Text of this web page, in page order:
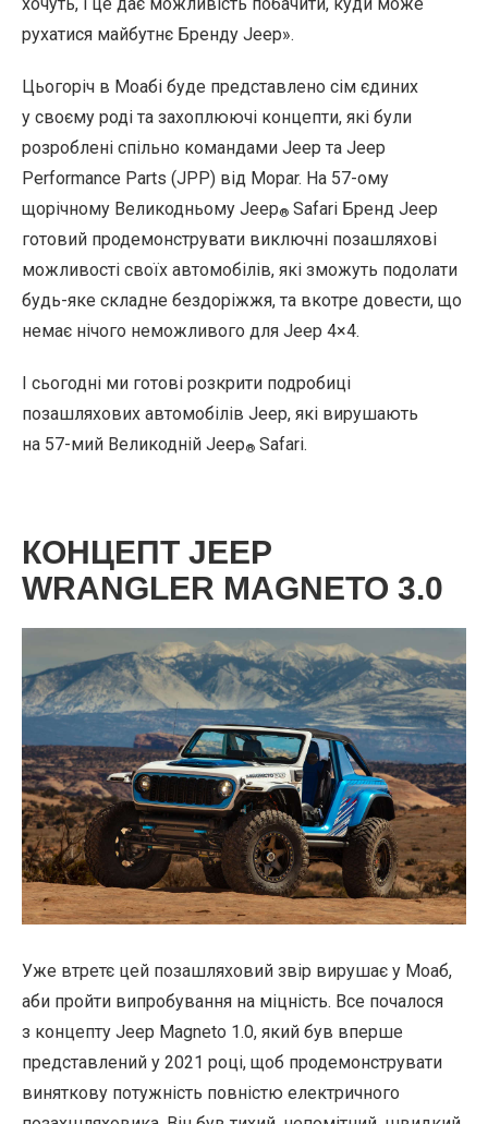
рухатися майбутнє Бренду Jeep».
Цьогоріч в Моабі буде представлено сім єдиних
у своєму роді та захоплюючі концепти, які були
розроблені спільно командами Jeep та Jeep
Performance Parts (JPP) від Mopar. На 57-ому
щорічному Великодньому Jeep® Safari Бренд Jeep
готовий продемонструвати виключні позашляхові
можливості своїх автомобілів, які зможуть подолати
будь-яке складне бездоріжжя, та вкотре довести, що
немає нічого неможливого для Jeep 4×4.
І сьогодні ми готові розкрити подробиці
позашляхових автомобілів Jeep, які вирушають
на 57-мий Великодній Jeep® Safari.
КОНЦЕПТ JEEP
WRANGLER MAGNETO 3.0
Уже втретє цей позашляховий звір вирушає у Моаб,
аби пройти випробування на міцність. Все почалося
з концепту Jeep Magneto 1.0, який був вперше
представлений у 2021 році, щоб продемонструвати
виняткову потужність повністю електричного